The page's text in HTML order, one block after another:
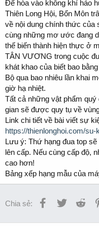
Để hòa vào không khí háo
Thiên Long Hội, Bổn Môn
về nội dung chính thức của
cùng những mơ ước đang
thế biến thành hiện thực ở
TÂN VƯƠNG trong cuộc
khát khao của biết bao
Bộ qua bao nhiêu lần khai
giờ hạ nhiệt.
Tất cả những vật phẩm
gian sẽ được quy tụ về
Link chi tiết về bài viết sự
https://thienlonghoi.com/
Lưu ý: Thứ hạng đua top
lên cấp. Nếu cùng cấp độ,
cao hơn!
Bảng xếp hạng mẫu của
Chia sẻ: Facebook
Twitter